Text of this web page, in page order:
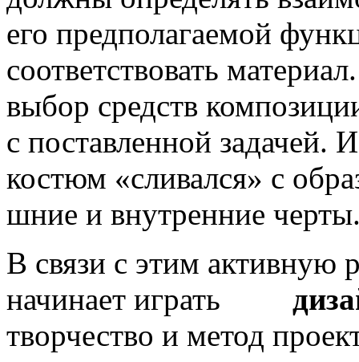
его предполагаемой
соответствовать
выбор средств
с поставленной
костюм «сливался» с
шние и внутренние
В связи с этим актив­ную
начинает играть
творчество и метод